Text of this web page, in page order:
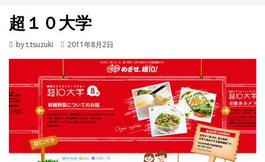
超１０大学
byt.tsuzuki
Posted
2011年8月2日